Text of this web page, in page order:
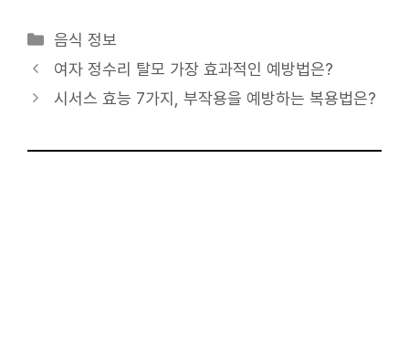
카
테
고
음식 정보
여자 정수리 탈모 가장 효과적인 예방법은?
시서스 효능 7가지, 부작용을 예방하는 복용법은?